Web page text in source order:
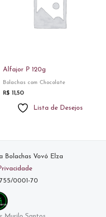
Alfajor P 120g
Bolachas com Chocolate
R$ 11,50
Lista de Desejos
Vovó Elza
0001-70